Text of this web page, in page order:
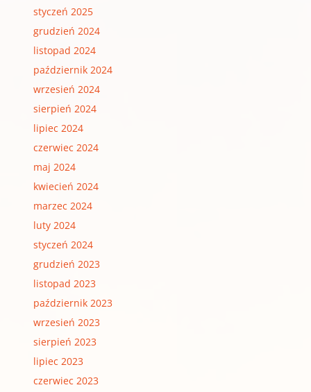
styczeń 2025
grudzień 2024
listopad 2024
październik 2024
wrzesień 2024
sierpień 2024
lipiec 2024
czerwiec 2024
maj 2024
kwiecień 2024
marzec 2024
luty 2024
styczeń 2024
grudzień 2023
listopad 2023
październik 2023
wrzesień 2023
sierpień 2023
lipiec 2023
czerwiec 2023